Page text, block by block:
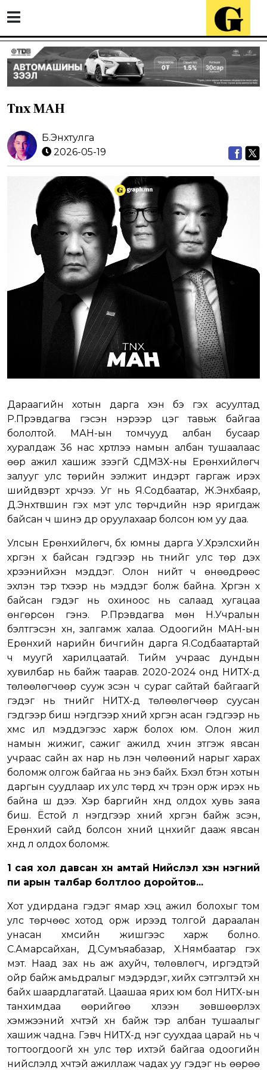
Tnx МАН
Б.Энхтулга
2026-05-19
Дараагийн хотын дарга хэн бэ гэх асуултад
Р.Пүрэвдагва гэсэн нэрээр цэг тавьж байгаа
бололтой. МАН-ын томчууд албан бусаар
хуралдаж 36 нас хүртлээ намын албан тушаалаас
өөр ажил хашиж үзээгүй СДМЗХ-ны Ерөнхийлөгч
залууг улс төрийн ээлжит индэрт гаргаж ирэх
шийдвэрт хүрчээ. Уг нь Я.Содбаатар, Ж.Энхбаяр,
Д.Энхтүвшин гэх мэт улс төрчдийн нэр яригдаж
байсан ч шинэ дүр оруулахаар болсон юм уу даа.
Улсын Ерөнхийлөгч, бүх юмны дарга У.Хүрэлсүхийн
хүргэн хүү байсан гэдгээр нь түүнийг улс төр дэх
хүрээнийхэн мэддэг. Олон нийт ч өнөөдрөөс
эхлэн тэр түүхээр нь мэддэг болж байна. Хүргэн хүү
байсан гэдэг нь охиноос нь салаад хугацаа
өнгөрсөн гэнэ. Р.Пүрэвдагва мөн Н.Учралын
бэлтгэсэн хүн, залгамж халаа. Одоогийн МАН-ын
Ерөнхий нарийн бичгийн дарга Я.Содбаатартай
ч муугүй харилцаатай. Тийм учраас дундын
хувилбар нь байж таарав. 2020-2024 онд НИТХ-д
төлөөлөгчөөр сууж үзсэн ч сураг сайтай байгаагүй
гэдэг нь түүнийг НИТХ-д төлөөлөгчөөр суусан
гэдгээр биш нэгдүгээр хүний хүргэн асан гэдгээр нь
хүмүүс илүү мэддэгээс харж болох юм. Олон жил
намын жижиг, сажиг ажилд хүчин зүтгэж явсан
учраас сайн ах нар нь үүлэн чөлөөний нарыг харах
боломж олгож байгаа нь энэ байх. Бүхэл бүтэн хотын
даргын суудлаар их улс төрд хүч түрэн орж ирэх нь
байна шүү дээ. Хэр баргийн хүнд олдох хувь заяа
биш. Ёстой л нэгдүгээр хүний хүргэн байж үзсэн,
Ерөнхий сайд болсон хүний цүнхийг дааж явсан
хүнд л олдох боломж.
1 сая хол давсан хүн амтай Нийслэл хэн нэгний
пи арын талбар болтлоо доройтов...
Хот удирдана гэдэг ямар хэцүү ажил болохыг том
улс төрчөөс хотод орж ирээд толгой дараалан
унасан хүмүүсийн жишгээс харж болно.
С.Амарсайхан, Д.Сумъяабазар, Х.Нямбаатар гэх
мэт. Наад зах нь аж ахуйч, төлөвлөгч, иргэдтэй
ойр байж амьдралыг мэдэрдэг, хийх сэтгэлтэй хүн
байх шаардлагатай. Цаашаа ярих юм бол НИТХ-ын
танхимдаа өөрийгөө хүлээн зөвшөөрүүлэх
хэмжээний хүчтэй хүн байж тэр албан тушаалыг
хашиж чадна. Гэвч НИТХ-д нэг суухдаа царай нь ч
тогтоогдоогүй хүн улс төр ихтэй байгаа одоогийн
нийслэлд хүчтэй ажиллаж чадах уу гэдэг нь өөрөө